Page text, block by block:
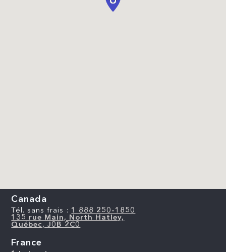
Canada
Tél. sans frais : 1 888 250-1850
135 rue Main, North Hatley,
Québec, J0B 2C0
France